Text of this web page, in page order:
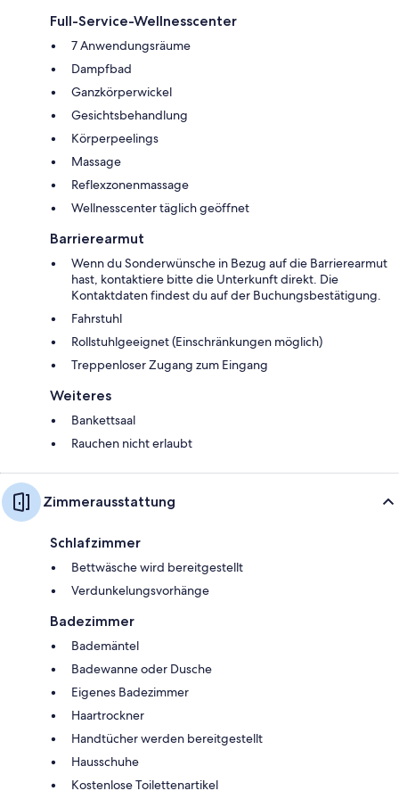
Full-Service-Wellnesscenter
7 Anwendungsräume
Dampfbad
Ganzkörperwickel
Gesichtsbehandlung
Körperpeelings
Massage
Reflexzonenmassage
Wellnesscenter täglich geöffnet
Barrierearmut
Wenn du Sonderwünsche in Bezug auf die Barrierearmut
hast, kontaktiere bitte die Unterkunft direkt. Die
Kontaktdaten findest du auf der Buchungsbestätigung.
Fahrstuhl
Rollstuhlgeeignet (Einschränkungen möglich)
Treppenloser Zugang zum Eingang
Weiteres
Bankettsaal
Rauchen nicht erlaubt
Zimmerausstattung
Schlafzimmer
Bettwäsche wird bereitgestellt
Verdunkelungsvorhänge
Badezimmer
Bademäntel
Badewanne oder Dusche
Eigenes Badezimmer
Haartrockner
Handtücher werden bereitgestellt
Hausschuhe
Kostenlose Toilettenartikel